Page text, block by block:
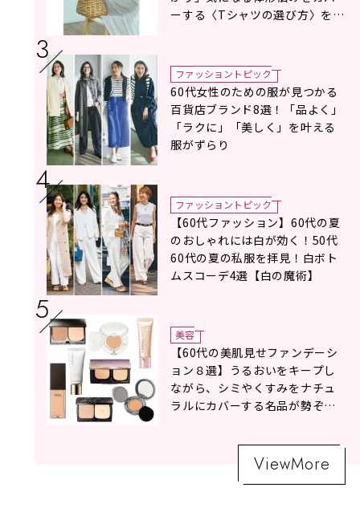
ーする〈Tシャツの選び方〉をス
ファッショントピック
60代女性のための服が見つかる
百貨店ブランド8選！「品よく」
「ラクに」「美しく」を叶える
服がずらり
ファッショントピック
【60代ファッション】60代の夏
のおしゃれには白が効く！50代
60代の夏の私服を拝見！白ボト
ムスコーデ4選【白の魔術】
美容
【60代の美肌見せファンデーシ
ョン８選】うるおいをキープし
ながら、シミやくすみをナチュ
ラルにカバーする名品が勢ぞろ
ViewMore